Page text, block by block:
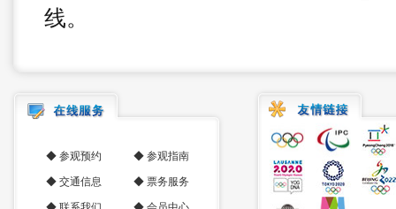
线。
◆ 参观预约 ◆ 参观指南
◆ 交通信息 ◆ 票务服务